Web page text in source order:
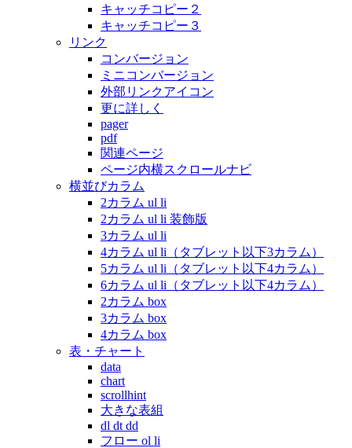
キャッチコピー２
キャッチコピー３
リンク
コンバージョン
ミニコンバージョン
外部リンクアイコン
更に詳しく
pager
pdf
関連ページ
ページ内横スクロールナビ
横並びカラム
2カラム ul li
2カラム ul li 装飾版
3カラム ul li
4カラム ul li（タブレット以下3カラム）
5カラム ul li（タブレット以下4カラム）
6カラム ul li（タブレット以下4カラム）
2カラム box
3カラム box
4カラム box
表・チャート
data
chart
scrollhint
大きな表組
dl dt dd
フロー ol li